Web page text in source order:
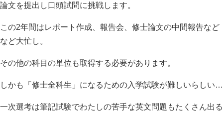
論文を提出し口頭試問に挑戦します。
この2年間はレポート作成、報告会、修士論文の中間報告など
など大忙し。
その他の科目の単位も取得する必要があります。
しかも「修士全科生」になるための入学試験が難しいらしい…
一次選考は筆記試験でわたしの苦手な英文問題もたくさん出る